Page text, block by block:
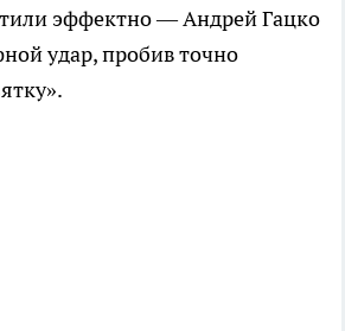
эффектно — Андрей Гацко
удар, пробив точно